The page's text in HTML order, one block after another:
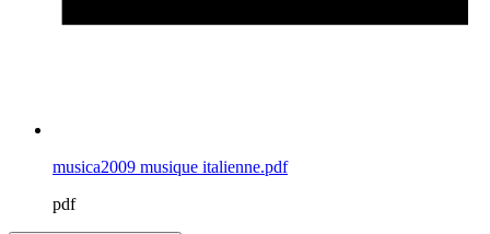
musica2009 musique italienne.pdf
pdf